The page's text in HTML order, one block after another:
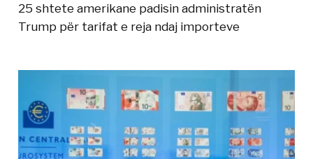
25 shtete amerikane padisin administratën
Trump për tarifat e reja ndaj importeve